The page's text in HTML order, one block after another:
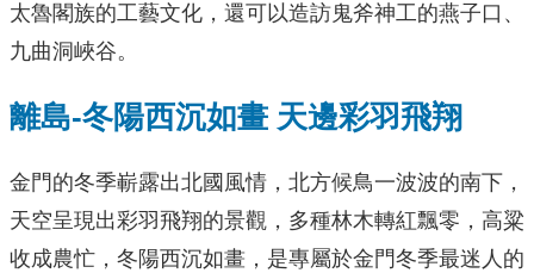
太魯閣族的工藝文化，還可以造訪鬼斧神工的燕子口、
九曲洞峽谷。
離島-冬陽西沉如畫 天邊彩羽飛翔
金門的冬季嶄露出北國風情，北方候鳥一波波的南下，
天空呈現出彩羽飛翔的景觀，多種林木轉紅飄零，高粱
收成農忙，冬陽西沉如畫，是專屬於金門冬季最迷人的